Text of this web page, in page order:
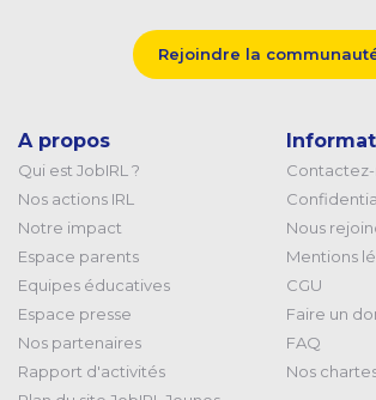
Rejoindre la
A propos
Qui est JobIRL ?
Nos actions IRL
Notre impact
Espace parents
Equipes éducatives
Espace presse
Nos partenaires
Rapport d'activités
Nous
Mentions
CGU
Faire un
FAQ
Nos